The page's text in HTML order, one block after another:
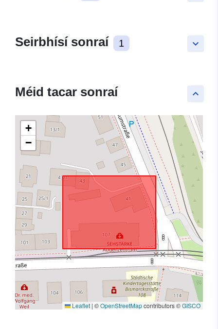
keyboard_arrow_down
Seirbhísí sonraí 1
keyboard_arrow_up
Méid tacar sonraí
+
−
Leaflet | ©OpenStreetMapcontributors ©GISCO